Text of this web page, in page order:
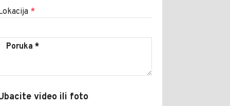
*
video ili foto